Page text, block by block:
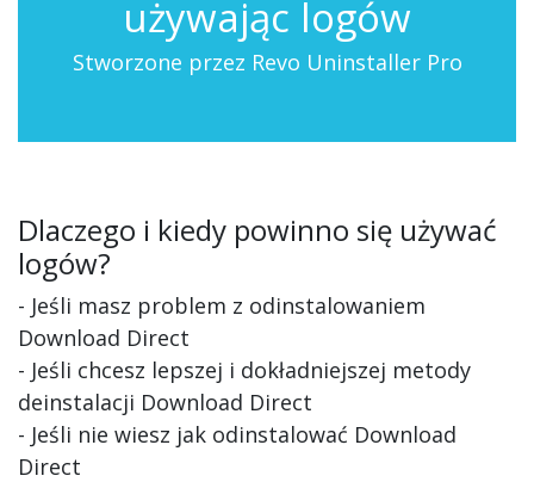
używając logów
Stworzone przez Revo Uninstaller Pro
Dlaczego i kiedy powinno się używać
logów?
- Jeśli masz problem z odinstalowaniem
Download Direct
- Jeśli chcesz lepszej i dokładniejszej metody
deinstalacji Download Direct
- Jeśli nie wiesz jak odinstalować Download
Direct